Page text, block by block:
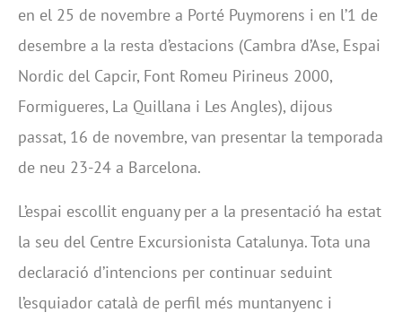
en el 25 de novembre a Porté Puymorens i en l’1 de
desembre a la resta d’estacions (Cambra d’Ase, Espai
Nordic del Capcir, Font Romeu Pirineus 2000,
Formigueres, La Quillana i Les Angles), dijous
passat, 16 de novembre, van presentar la temporada
de neu 23-24 a Barcelona.
L’espai escollit enguany per a la presentació ha estat
la seu del Centre Excursionista Catalunya. Tota una
declaració d’intencions per continuar seduint
l’esquiador català de perfil més muntanyenc i